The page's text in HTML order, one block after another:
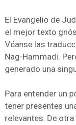
El Evangelio de
el mejor texto
Véanse las
Nag-Hammadi.
generado una
Para entender un
tener presentes
relevantes. De